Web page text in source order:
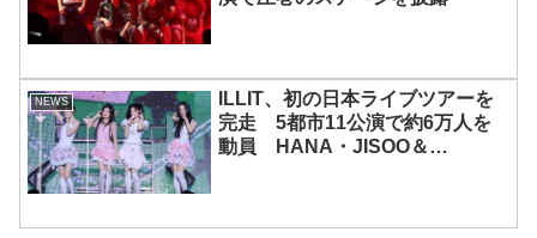
NEWS
ILLIT、初の日本ライブツアーを
完走 5都市11公演で約6万人を
動員 HANA・JISOO＆